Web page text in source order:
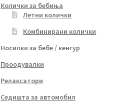
Колички за бебиња
Летни колички
Комбинирани колички
Носилки за бебе / кенгур
Проодувалки
Релаксатори
Седишта за автомобил